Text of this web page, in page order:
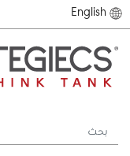
English